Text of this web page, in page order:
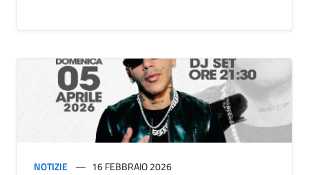
NOTIZIE 16 FEBBRAIO 2026